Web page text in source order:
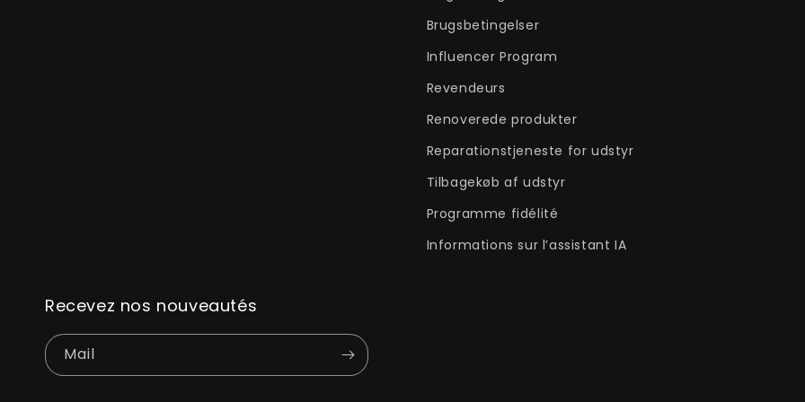
Brugsbetingelser
Influencer Program
Revendeurs
Renoverede produkter
Reparationstjeneste for udstyr
Tilbagekøb af udstyr
Programme fidélité
Informations sur l’assistant IA
Recevez nos nouveautés
Mail